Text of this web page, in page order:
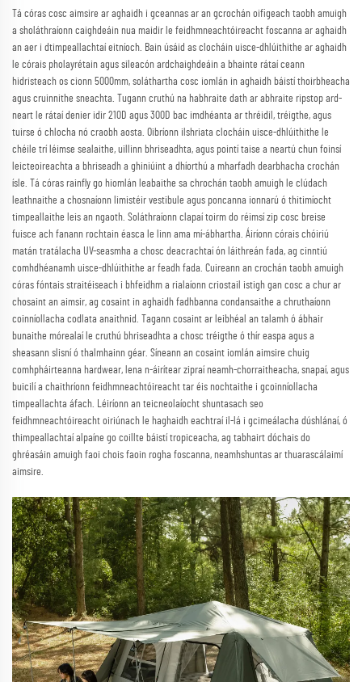
Tá córas cosc aimsire ar aghaidh i gceannas ar an gcrochán oifigeach taobh amuigh
a sholáthraíonn caighdeáin nua maidir le feidhmneachtóireacht foscanna ar aghaidh
an aer i dtimpeallachtaí eitníoch. Bain úsáid as clocháin uisce-dhlúithithe ar aghaidh
le córais pholayrétain agus sileacón ardchaighdeáin a bhainte rátaí ceann
hidristeach os cionn 5000mm, soláthartha cosc iomlán in aghaidh báistí thoirbheacha
agus cruinnithe sneachta. Tugann cruthú na habhraite dath ar abhraite ripstop ard-
neart le rátaí denier idir 210D agus 300D bac imdhéanta ar thréidil, tréigthe, agus
tuirse ó chlocha nó craobh aosta. Oibríonn ilshriata clocháin uisce-dhlúithithe le
chéile trí léimse sealaithe, uillinn bhriseadhta, agus pointí taise a neartú chun foinsí
leicteoireachta a bhriseadh a ghiniúint a dhíorthú a mharfadh dearbhacha crochán
ísle. Tá córas rainfly go hiomlán leabaithe sa chrochán taobh amuigh le clúdach
leathnaithe a chosnaíonn limistéir vestibule agus poncanna ionnarú ó thitimíocht
timpeallaithe leis an ngaoth. Soláthraíonn clapaí toirm do réimsí zip cosc breise
fuisce ach fanann rochtain éasca le linn ama mí-ábhartha. Áiríonn córais chóiriú
matán tratálacha UV-seasmha a chosc deacrachtaí ón láithreán fada, ag cinntiú
comhdhéanamh uisce-dhlúithithe ar feadh fada. Cuireann an crochán taobh amuigh
córas fóntais straitéiseach i bhfeidhm a rialaíonn criostail istigh gan cosc a chur ar
chosaint an aimsir, ag cosaint in aghaidh fadhbanna condansaithe a chruthaíonn
coinníollacha codlata anaithnid. Tagann cosaint ar leibhéal an talamh ó ábhair
bunaithe mórealaí le cruthú bhriseadhta a chosc tréigthe ó thír easpa agus a
sheasann slisní ó thalmhainn géar. Síneann an cosaint iomlán aimsire chuig
comhpháirteanna hardwear, lena n-áirítear zipraí neamh-chorraitheacha, snapaí, agus
buicilí a chaithríonn feidhmneachtóireacht tar éis nochtaithe i gcoinníollacha
timpeallachta áfach. Léiríonn an teicneolaíocht shuntasach seo
feidhmneachtóireacht oiriúnach le haghaidh eachtraí il-lá i gcimeálacha dúshlánaí, ó
thimpeallachtaí alpaíne go coillte báistí tropiceacha, ag tabhairt dóchais do
ghréasáin amuigh faoi chois faoin rogha foscanna, neamhshuntas ar thuarascálaimí
aimsire.